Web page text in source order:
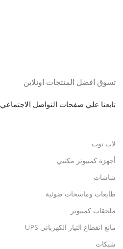
تسوق افضل المنتجات اونلاين
تابعنا علي صفحات التواصل الاجتماعي
لاب توب
أجهزة كمبيوتر مكتبي
شاشات
طابعات وماسحات ضوئية
ملحقات كمبيوتر
مانع انقطاع التيار الكهربائي UPS
شبكات